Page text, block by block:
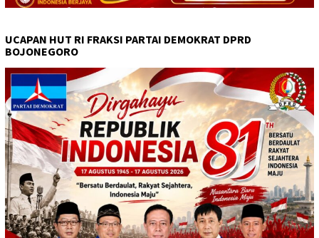
UCAPAN HUT RI FRAKSI PARTAI DEMOKRAT DPRD
BOJONEGORO